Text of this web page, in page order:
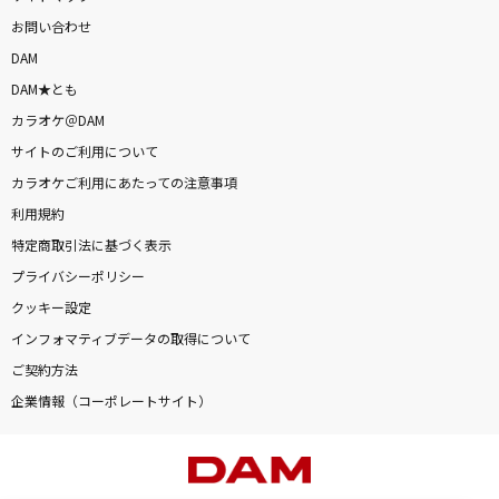
お問い合わせ
DAM
DAM★とも
カラオケ＠DAM
サイトのご利用について
カラオケご利用にあたっての注意事項
利用規約
特定商取引法に基づく表示
プライバシーポリシー
クッキー設定
インフォマティブデータの取得について
ご契約方法
企業情報（コーポレートサイト）